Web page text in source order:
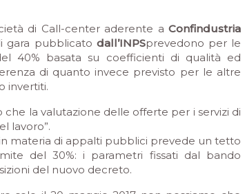
di Call-center aderente a Confindustria
gara pubblicato dall’INPSprevedono per le
40% basata su coefficienti di qualità ed
di quanto invece previsto per le altre
invertiti.
la valutazione delle offerte per i servizi di
lavoro”.
materia di appalti pubblici prevede un tetto
del 30%: i parametri fissati dal bando
del nuovo decreto.